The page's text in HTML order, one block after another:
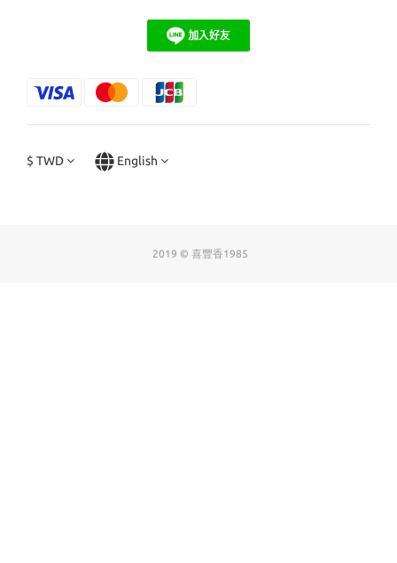
$ TWD English
2019 © 喜豐香1985